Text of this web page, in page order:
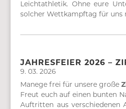
Leichtathletik. Ohne eure
solcher Wettkampftag für uns
JAHRESFEIER 2026 –
9. 03. 2026
Manege frei für unsere große
Freut euch auf einen bunten
Auftritten aus verschiedenen